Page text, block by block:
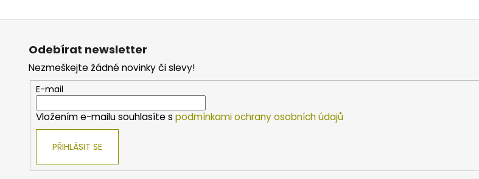
D
Z
Odebírat newsletter
Nezmeškejte žádné novinky či slevy!
E-mail
Vložením e-mailu souhlasíte s podmínkami ochrany osobních údajů
PŘIHLÁSIT SE